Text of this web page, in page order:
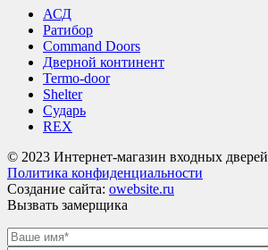
АСД
Ратибор
Command Doors
Дверной континент
Termo-door
Shelter
Сударь
REX
© 2023 Интернет-магазин входных дверей
Политика конфиденциальности
Создание сайта: owebsite.ru
Вызвать замерщика